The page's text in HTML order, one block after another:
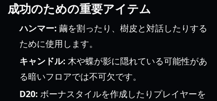
成功のための重要アイテム
ハンマー: 繭を割ったり、樹皮と対話したりする
ために使用します。
キャンドル: 木や蝶が影に隠れている可能性があ
る暗いフロアでは不可欠です。
D20: ボーナスタイルを作成したりプレイヤーを